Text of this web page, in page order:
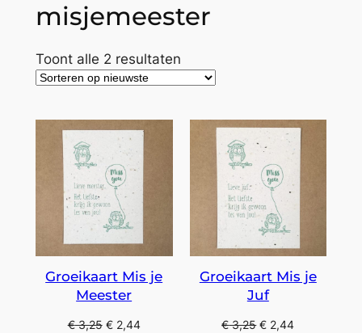
misjemeester
Toont alle 2 resultatenGesorteerd
Groeikaart Mis je
Meester
€3,25 €2,44
Groeikaart Mis je
Juf
€3,25 € 2,44